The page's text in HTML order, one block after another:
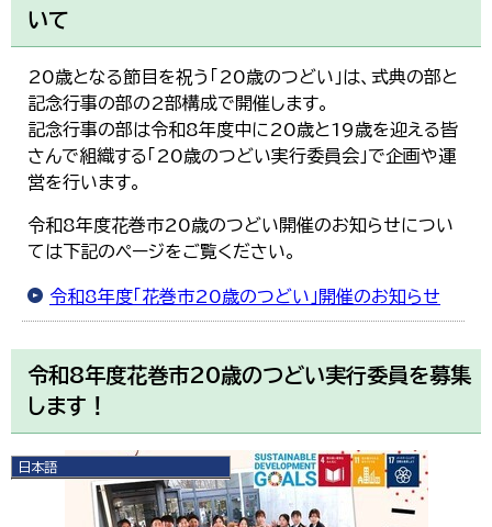
日本語
いて
20歳となる節目を祝う「20歳のつどい」は、式典の部と
記念行事の部の2部構成で開催します。
記念行事の部は令和8年度中に20歳と19歳を迎える皆
さんで組織する「20歳のつどい実行委員会」で企画や運
営を行います。
令和8年度花巻市20歳のつどい開催のお知らせについ
ては下記のページをご覧ください。
令和8年度「花巻市20歳のつどい」開催のお知らせ
令和8年度花巻市20歳のつどい実行委員を募集
します！